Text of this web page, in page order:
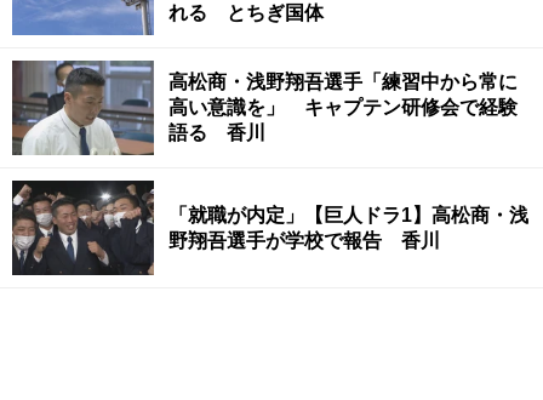
れる とちぎ国体
高松商・浅野翔吾選手「練習中から常に
高い意識を」 キャプテン研修会で経験
語る 香川
「就職が内定」【巨人ドラ1】高松商・浅
野翔吾選手が学校で報告 香川